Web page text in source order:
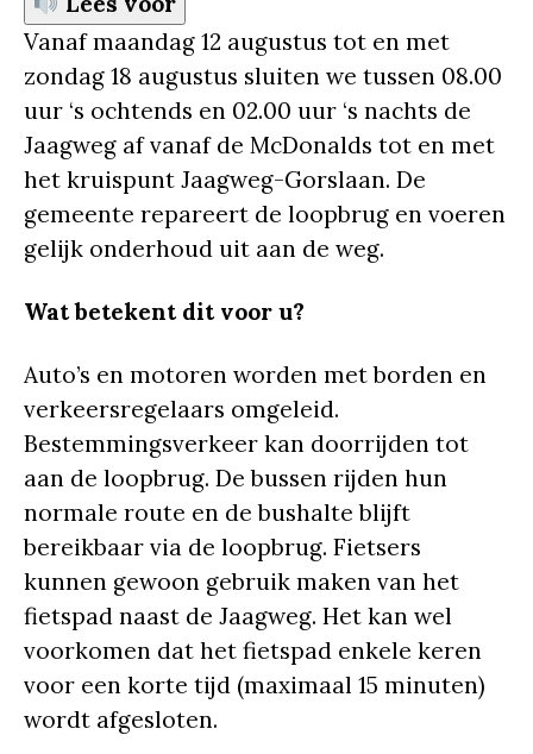
Vanaf maandag 12 augustus tot en met
zondag 18 augustus sluiten we tussen 08.00
uur ‘s ochtends en 02.00 uur ‘s nachts de
Jaagweg af vanaf de McDonalds tot en met
het kruispunt Jaagweg-Gorslaan. De
gemeente repareert de loopbrug en voeren
gelijk onderhoud uit aan de weg.
Wat betekent dit voor u?
Auto’s en motoren worden met borden en
verkeersregelaars omgeleid.
Bestemmingsverkeer kan doorrijden tot
aan de loopbrug. De bussen rijden hun
normale route en de bushalte blijft
bereikbaar via de loopbrug. Fietsers
kunnen gewoon gebruik maken van het
fietspad naast de Jaagweg. Het kan wel
voorkomen dat het fietspad enkele keren
voor een korte tijd (maximaal 15 minuten)
wordt afgesloten.